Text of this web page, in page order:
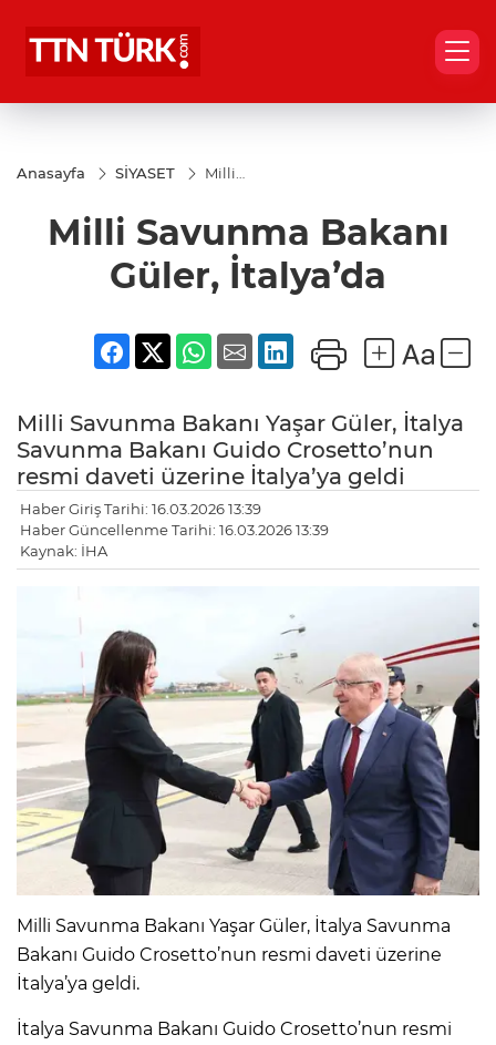
Anasayfa SİYASET
Milli
Güler,
İtalya’da
Milli Savunma Bakanı
Güler, İtalya’da
Milli Savunma Bakanı Yaşar Güler, İtalya
Savunma Bakanı Guido Crosetto’nun
resmi daveti üzerine İtalya’ya geldi
Haber Giriş Tarihi: 16.03.2026 13:39
Haber Güncellenme Tarihi: 16.03.2026 13:39
Kaynak: İHA
Milli Savunma Bakanı Yaşar Güler, İtalya Savunma
Bakanı Guido Crosetto’nun resmi daveti üzerine
İtalya’ya geldi.
İtalya Savunma Bakanı Guido Crosetto’nun resmi